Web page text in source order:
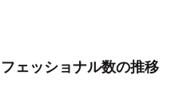
ェッショナル数の推移